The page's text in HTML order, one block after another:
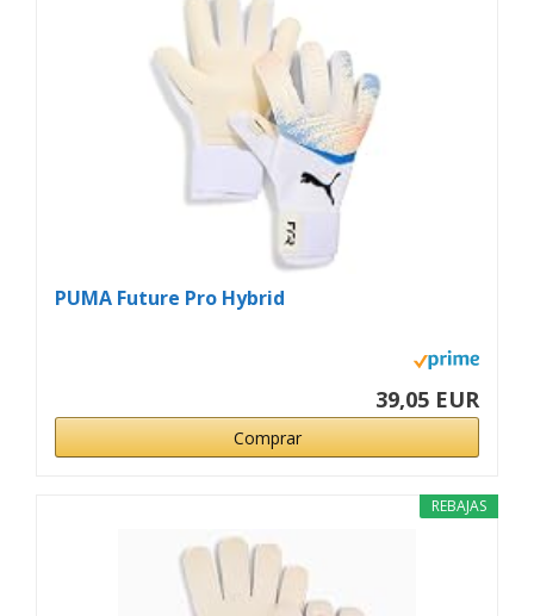
PUMA Future Pro Hybrid
39,05 EUR
Comprar
REBAJAS